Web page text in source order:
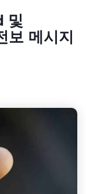
및
보 메시지